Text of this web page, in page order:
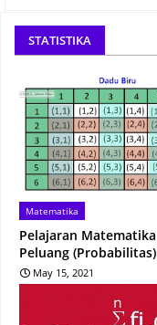
STATISTIKA
Matematika
Pelajaran Matematika
Peluang (Probabilitas)
May 15, 2021